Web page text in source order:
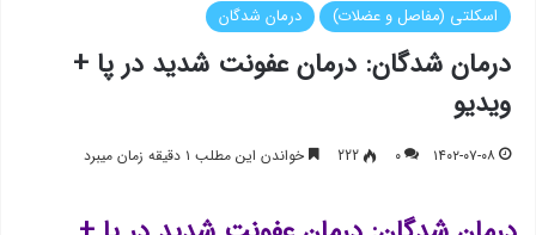
اسکلتی (مفاصل و عضلات) درمان شدگان
درمان شدگان: درمان عفونت شدید در پا +
ویدیو
۱۴۰۲-۰۷-۰۸ ۰ 222 خواندن این مطلب ۱ دقیقه زمان میبرد